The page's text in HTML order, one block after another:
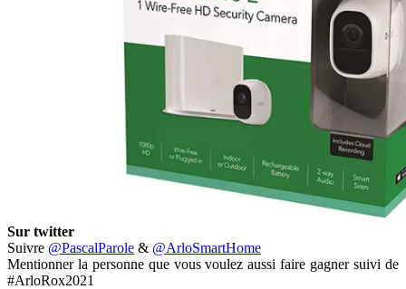
Sur twitter
Suivre @PascalParole & @ArloSmartHome
Mentionner la personne que vous voulez aussi faire gagner suivi de
#ArloRox2021